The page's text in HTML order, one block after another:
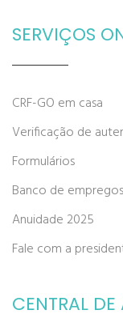
SERVIÇOS
CRF-GO em casa
Verificação de
Formulários
Banco de empregos
Anuidade 2025
Fale com a
CENTRAL